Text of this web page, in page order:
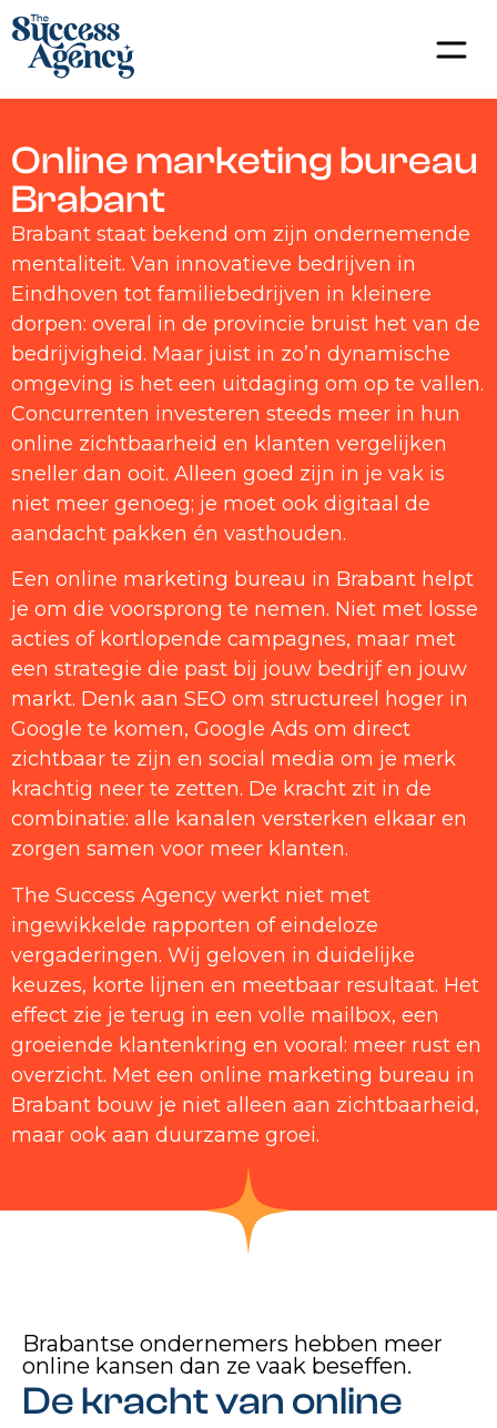
Online marketing bureau
Brabant
Brabant staat bekend om zijn ondernemende
mentaliteit. Van innovatieve bedrijven in
Eindhoven tot familiebedrijven in kleinere
dorpen: overal in de provincie bruist het van de
bedrijvigheid. Maar juist in zo’n dynamische
omgeving is het een uitdaging om op te vallen.
Concurrenten investeren steeds meer in hun
online zichtbaarheid en klanten vergelijken
sneller dan ooit. Alleen goed zijn in je vak is
niet meer genoeg; je moet ook digitaal de
aandacht pakken én vasthouden.
Een online marketing bureau in Brabant helpt
je om die voorsprong te nemen. Niet met losse
acties of kortlopende campagnes, maar met
een strategie die past bij jouw bedrijf en jouw
markt. Denk aan SEO om structureel hoger in
Google te komen, Google Ads om direct
zichtbaar te zijn en social media om je merk
krachtig neer te zetten. De kracht zit in de
combinatie: alle kanalen versterken elkaar en
zorgen samen voor meer klanten.
The Success Agency werkt niet met
ingewikkelde rapporten of eindeloze
vergaderingen. Wij geloven in duidelijke
keuzes, korte lijnen en meetbaar resultaat. Het
effect zie je terug in een volle mailbox, een
groeiende klantenkring en vooral: meer rust en
overzicht. Met een online marketing bureau in
Brabant bouw je niet alleen aan zichtbaarheid,
maar ook aan duurzame groei.
Brabantse ondernemers hebben meer
online kansen dan ze vaak beseffen.
De kracht van online